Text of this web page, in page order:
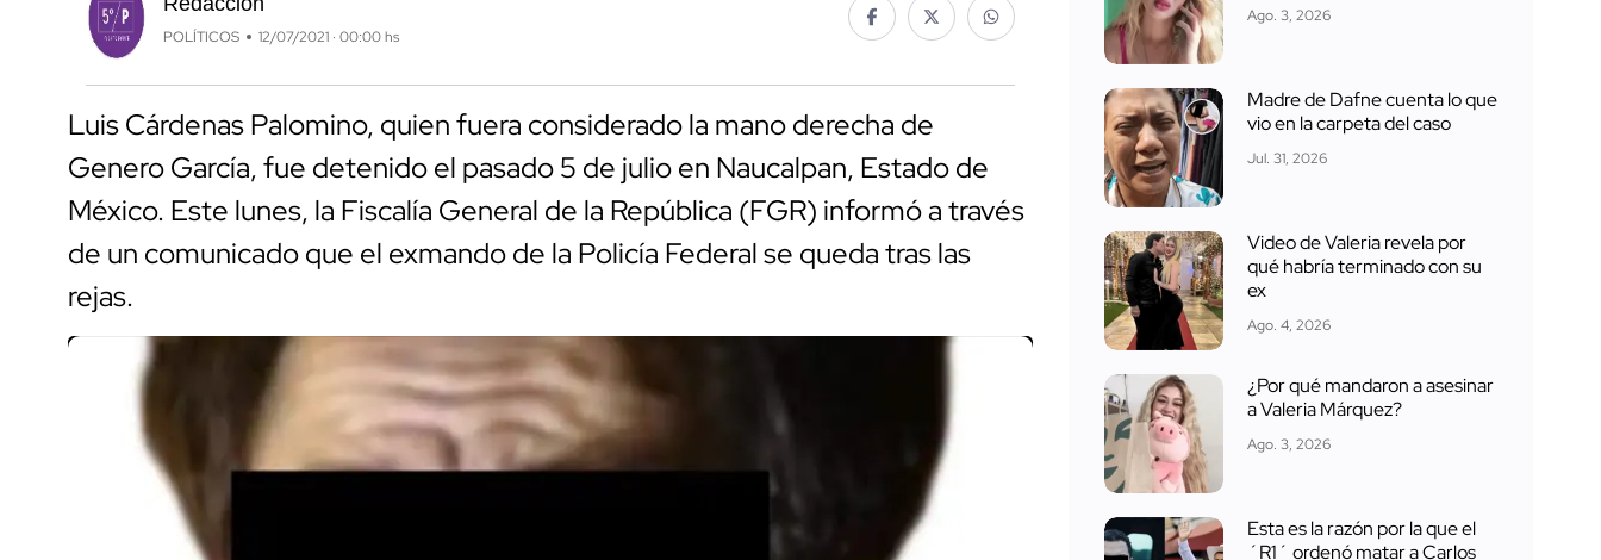
POLÍTICOS 12/07/2021 · 00:00 hs
Luis Cárdenas Palomino, quien fuera considerado la mano derecha de
Genero García, fue detenido el pasado 5 de julio en Naucalpan, Estado de
México. Este lunes, la Fiscalía General de la República (FGR) informó a través
de un comunicado que el exmando de la Policía Federal se queda tras las
rejas.
Ago. 3, 2026
Madre de Dafne cuenta lo que
vio en la carpeta del caso
Jul. 31, 2026
Video de Valeria revela por
qué habría terminado con su
ex
Ago. 4, 2026
¿Por qué mandaron a asesinar
a Valeria Márquez?
Ago. 3, 2026
Esta es la razón por la que el
´R1´ ordenó matar a Carlos